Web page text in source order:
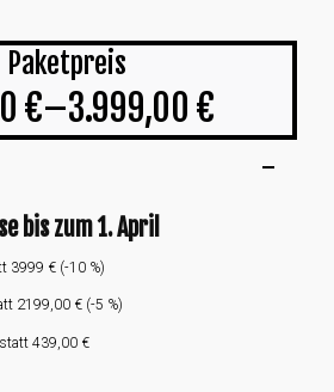
Paketpreis
€–3.999,00 €
bis zum 1. April
3999 € (-10 %)
2199,00 € (-5 %)
439,00 €